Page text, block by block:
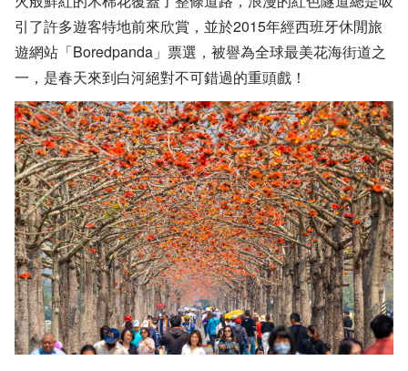
引了許多遊客特地前來欣賞，並於2015年經西班牙休閒旅
遊網站「Boredpanda」票選，被譽為全球最美花海街道之
一，是春天來到白河絕對不可錯過的重頭戲！